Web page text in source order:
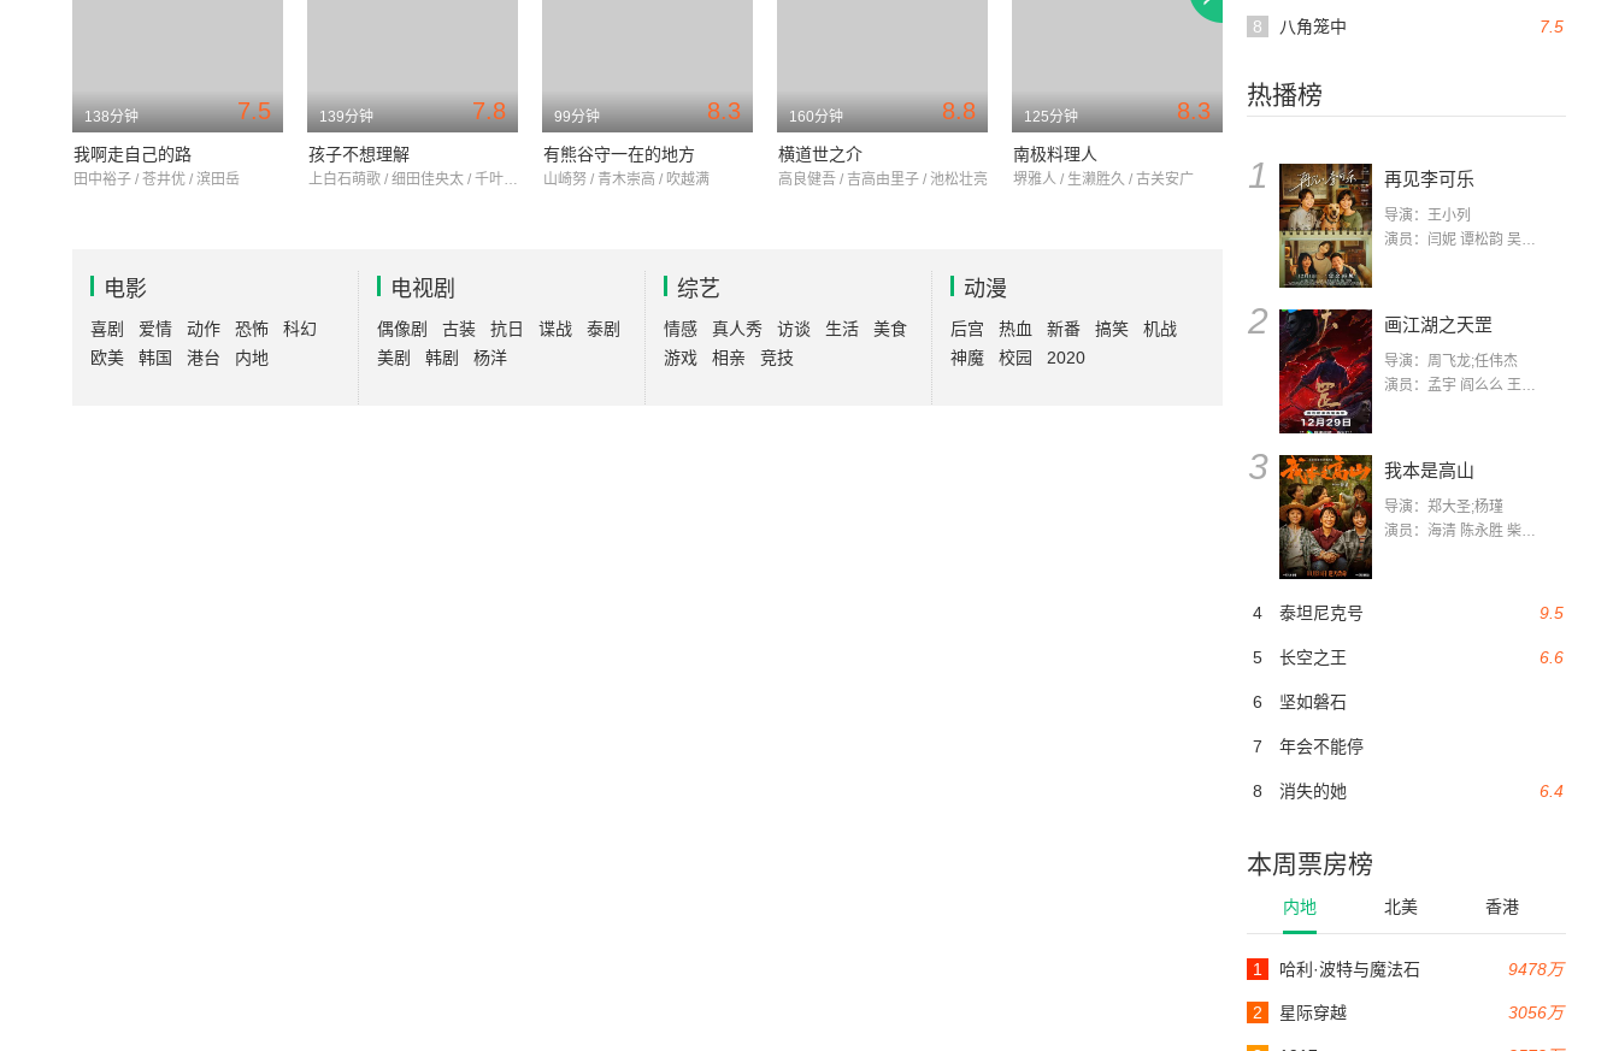
7.5
8 八角笼中
热播榜
1 再见李可乐
导演：王小列
演员：闫妮 谭松韵 吴京 蒋龙 赵小棠 冯雷 李虎城 平安 小七 小可乐
2 画江湖之天罡
导演：周飞龙;任伟杰
演员：孟宇 阎么么 王凯 郭政建 阎萌萌 杨默 高枫 齐斯伽 刘芊含 马程
3 我本是高山
导演：郑大圣;杨瑾
演员：海清 陈永胜 柴烨 王玥婷 万国鹏 美朵达瓦 赵瑞婷 罗解艳 郭莉娜 潘家艳
9.5
4 泰坦尼克号
6.6
5 长空之王
6 坚如磐石
7 年会不能停
6.4
8 消失的她
本周票房榜
内地 北美 香港
9478万
1 哈利·波特与魔法石
3056万
2 星际穿越
7.5
138分钟
我啊走自己的路
田中裕子 / 苍井优 / 滨田岳
7.8
139分钟
孩子不想理解
上白石萌歌 / 细田佳央太 / 千叶雄大
8.3
99分钟
有熊谷守一在的地方
山崎努 / 青木崇高 / 吹越满
8.8
160分钟
横道世之介
高良健吾 / 吉高由里子 / 池松壮亮
8.3
125分钟
南极料理人
堺雅人 / 生濑胜久 / 古关安广
7.7
125分钟
松田龙平 / 柄本明 / 前田敦子
129分钟
电影
喜剧 爱情 动作 恐怖
科幻
欧美
韩国 港台 内地
电视剧
偶像剧 古装 抗日 谍战
泰剧
美剧
韩剧 杨洋
综艺
情感 真人秀 访谈 生活
美食
游戏
相亲 竞技
动漫
后宫 热血 新番 搞笑
机战
神魔
校园 2020